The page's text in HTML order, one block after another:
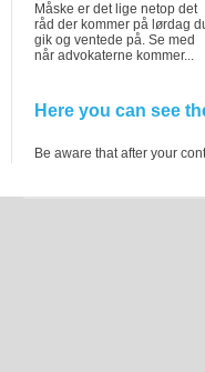
Måske er det lige netop det
råd der kommer på lørdag
gik og ventede på. Se med
når advokaterne kommer...
Here you can see
Be aware that after your